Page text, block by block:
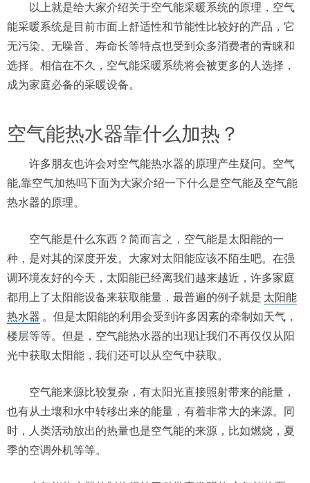
以上就是给大家介绍关于空气能采暖系统的原理，空气
能采暖系统是目前市面上舒适性和节能性比较好的产品，它
无污染、无噪音、寿命长等特点也受到众多消费者的青睐和
选择。相信在不久，空气能采暖系统将会被更多的人选择，
成为家庭必备的采暖设备。
空气能热水器靠什么加热？
许多朋友也许会对空气能热水器的原理产生疑问。空气
能,靠空气加热吗下面为大家介绍一下什么是空气能及空气能
热水器的原理。
空气能是什么东西？简而言之，空气能是太阳能的一
种，是对其的深度开发。大家对太阳能应该不陌生吧。在强
调环境友好的今天，太阳能已经离我们越来越近，许多家庭
都用上了太阳能设备来获取能量，最普遍的例子就是 太阳能
热水器 。但是太阳能的利用会受到许多因素的牵制如天气，
楼层等等。但是，空气能热水器的出现让我们不再仅仅从阳
光中获取太阳能，我们还可以从空气中获取。
空气能来源比较复杂，有太阳光直接照射带来的能量，
也有从土壤和水中转移出来的能量，有着非常大的来源。同
时，人类活动放出的热量也是空气能的来源，比如燃烧，夏
季的空调外机等等。